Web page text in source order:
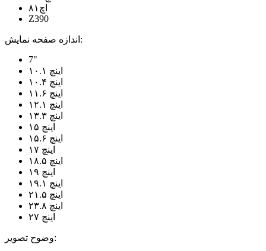
اچ۸۱
Z390
اندازه صفحه نمایش:
7"
۱۰.۱ اینچ
۱۰.۴ اینچ
۱۱.۶ اینچ
۱۲.۱ اینچ
۱۳.۳ اینچ
۱۵ اینچ
۱۵.۶ اینچ
۱۷ اینچ
۱۸.۵ اینچ
۱۹ اینچ
۱۹.۱ اینچ
۲۱.۵ اینچ
۲۳.۸ اینچ
۲۷ اینچ
وضوح تصویر: